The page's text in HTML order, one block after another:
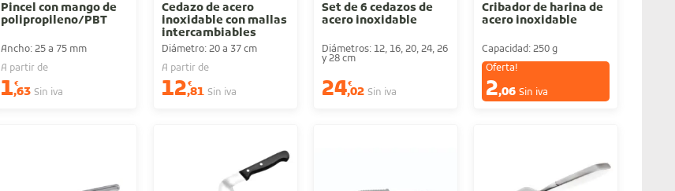
Pincel con mango de
polipropileno/PBT
Ancho: 25 a 75 mm
A partir de
1€
,63 Sin iva
Cedazo de acero
inoxidable con mallas
intercambiables
Diámetro: 20 a 37 cm
A partir de
12€
,81 Sin iva
Set de 6 cedazos de
acero inoxidable
Diámetros: 12, 16, 20, 24, 26
y 28 cm
24€
,02 Sin iva
Cribador de harina de
acero inoxidable
Capacidad: 250 g
Oferta!
2,06 Sin iva